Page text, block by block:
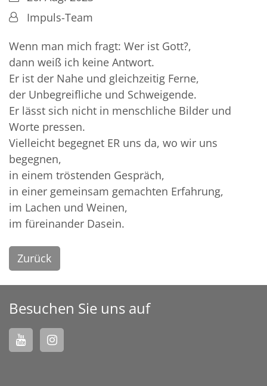
Von:Impuls-Team
Wenn man mich fragt: Wer ist Gott?,
dann weiß ich keine Antwort.
Er ist der Nahe und gleichzeitig Ferne,
der Unbegreifliche und Schweigende.
Er lässt sich nicht in menschliche Bilder und
Worte pressen.
Vielleicht begegnet ER uns da, wo wir uns
begegnen,
in einem tröstenden Gespräch,
in einer gemeinsam gemachten Erfahrung,
im Lachen und Weinen,
im füreinander Dasein.
Zurück
Besuchen Sie uns auf